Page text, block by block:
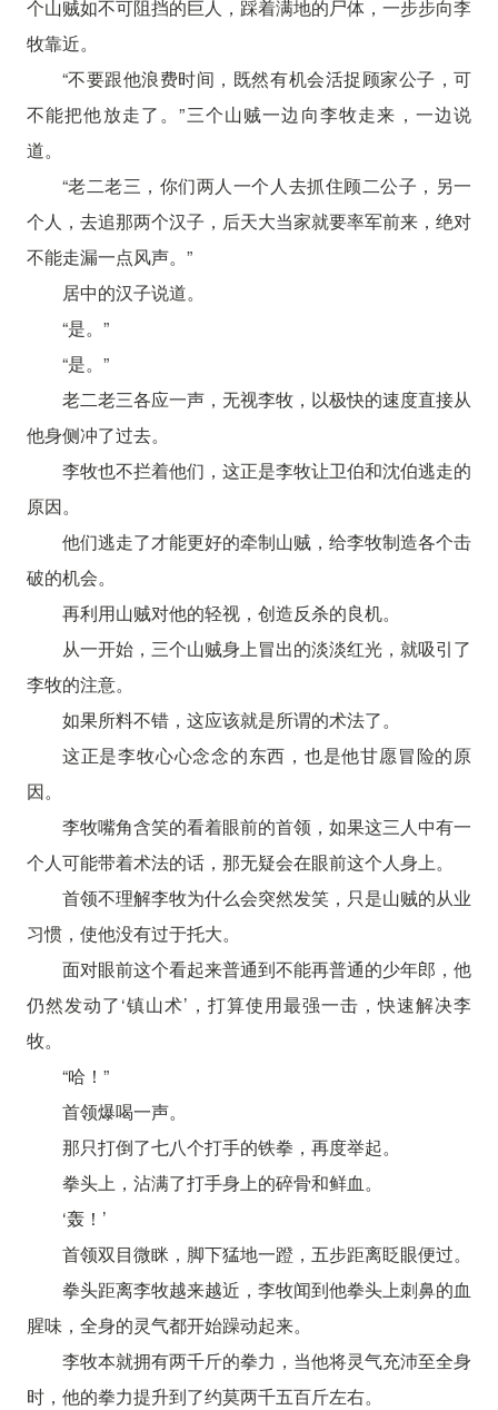
个山贼如不可阻挡的巨人，踩着满地的尸体，一步步向李
牧靠近。
“不要跟他浪费时间，既然有机会活捉顾家公子，可
不能把他放走了。”三个山贼一边向李牧走来，一边说
道。
“老二老三，你们两人一个人去抓住顾二公子，另一
个人，去追那两个汉子，后天大当家就要率军前来，绝对
不能走漏一点风声。”
居中的汉子说道。
“是。”
“是。”
老二老三各应一声，无视李牧，以极快的速度直接从
他身侧冲了过去。
李牧也不拦着他们，这正是李牧让卫伯和沈伯逃走的
原因。
他们逃走了才能更好的牵制山贼，给李牧制造各个击
破的机会。
再利用山贼对他的轻视，创造反杀的良机。
从一开始，三个山贼身上冒出的淡淡红光，就吸引了
李牧的注意。
如果所料不错，这应该就是所谓的术法了。
这正是李牧心心念念的东西，也是他甘愿冒险的原
因。
李牧嘴角含笑的看着眼前的首领，如果这三人中有一
个人可能带着术法的话，那无疑会在眼前这个人身上。
首领不理解李牧为什么会突然发笑，只是山贼的从业
习惯，使他没有过于托大。
面对眼前这个看起来普通到不能再普通的少年郎，他
仍然发动了‘镇山术’，打算使用最强一击，快速解决李
牧。
“哈！”
首领爆喝一声。
那只打倒了七八个打手的铁拳，再度举起。
拳头上，沾满了打手身上的碎骨和鲜血。
‘轰！’
首领双目微眯，脚下猛地一蹬，五步距离眨眼便过。
拳头距离李牧越来越近，李牧闻到他拳头上刺鼻的血
腥味，全身的灵气都开始躁动起来。
李牧本就拥有两千斤的拳力，当他将灵气充沛至全身
时，他的拳力提升到了约莫两千五百斤左右。